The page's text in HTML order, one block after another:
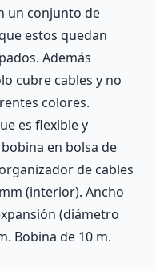
un conjunto de
estos quedan
Además
cubre cables y no
colores.
es flexible y
en bolsa de
de cables
(interior). Ancho
(diámetro
Bobina de 10 m.